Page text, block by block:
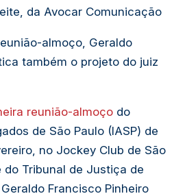
da Avocar Comunicação
almoço, Geraldo
também o projeto do juiz
reunião-almoçodo
de São Paulo (IASP) de
no Jockey Club de São
do Tribunal de Justiça de
Francisco Pinheiro